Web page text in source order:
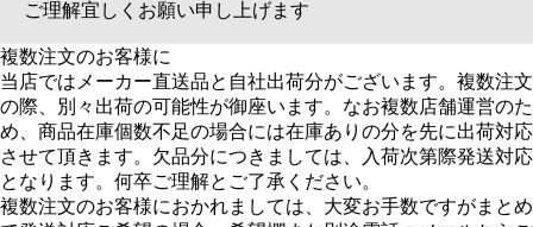
【交換対応の際発生する手数料について】
交換対応の際、送料を別途負担いただく場合がございます。
詳細は以下のようになります。
1、検品の結果、不良品であることを確認した場合→送料弊社
負担
2、検品の結果、動作に問題がない場合→往復送料お客様負担
3、検品の結果に関わらず、返品をご希望の場合→送料お客様
負担
予めご了承いただいた上でのご連絡をお願いいたします。